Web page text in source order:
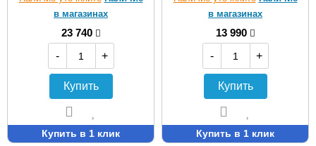
в магазинах
23 740
-
+
Купить
Купить в 1 клик
в магазинах
13 990
-
+
Купить
Купить в 1 клик